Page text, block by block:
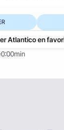
0:00min
Atlantico en